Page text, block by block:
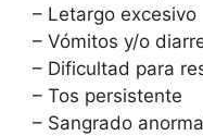
– Letargo excesivo
– Vómitos y/o
– Dificultad para
– Tos persistente
– Sangrado